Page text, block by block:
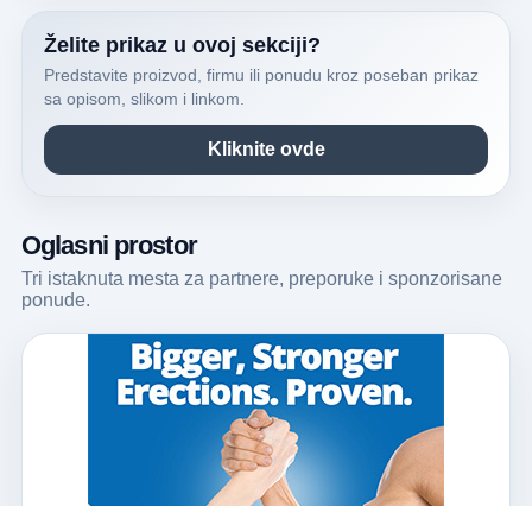
Želite prikaz u ovoj sekciji?
Predstavite proizvod, firmu ili ponudu kroz poseban prikaz
sa opisom, slikom i linkom.
Kliknite ovde
Oglasni prostor
Tri istaknuta mesta za partnere, preporuke i sponzorisane
ponude.